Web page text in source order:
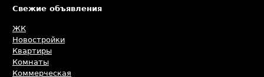
Свежие объявления
ЖК
Новостройки
Квартиры
Комнаты
Коммерческая